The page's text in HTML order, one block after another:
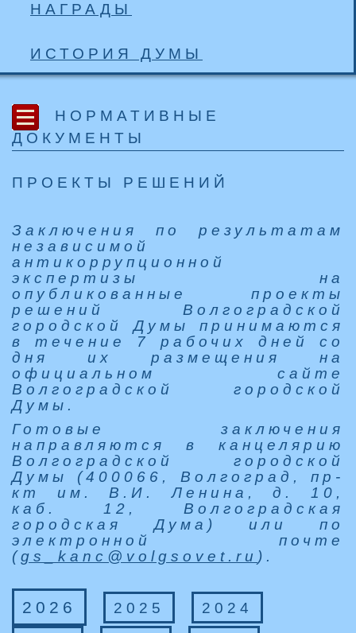
НАГРАДЫ
ИСТОРИЯ ДУМЫ
НОРМАТИВНЫЕ
ДОКУМЕНТЫ
ПРОЕКТЫ РЕШЕНИЙ
Заключения по результатам
независимой
антикоррупционной
экспертизы на
опубликованные проекты
решений Волгоградской
городской Думы принимаются
в течение 7 рабочих дней со
дня их размещения на
официальном сайте
Волгоградской городской
Думы.
Готовые заключения
направляются в канцелярию
Волгоградской городской
Думы (400066, Волгоград, пр-
кт им. В.И. Ленина, д. 10,
каб. 12, Волгоградская
городская Дума) или по
электронной почте
(gs_kanc@volgsovet.ru ).
2026 2025 2024